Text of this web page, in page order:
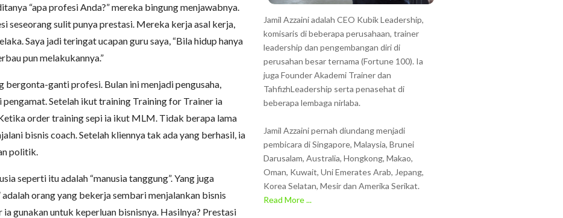
“apa profesi Anda?” mereka bingung menjawabnya.
seseorang sulit punya prestasi. Mereka kerja asal kerja,
Saya jadi teringat ucapan guru saya, “Bila hidup hanya
pun melakukannya.”
bergonta-ganti profesi. Bulan ini menjadi pengusaha,
Setelah ikut training Training for Trainer ia
order training sepi ia ikut MLM. Tidak berapa lama
bisnis coach. Setelah kliennya tak ada yang berhasil, ia
politik.
seperti itu adalah “manusia tanggung”. Yang juga
orang yang bekerja sembari menjalankan bisnis
gunakan untuk keperluan bisnisnya. Hasilnya? Prestasi
Jamil Azzaini adalah CEO Kubik Leadership,
komisaris di beberapa perusahaan, trainer
leadership dan pengembangan diri di
perusahan besar ternama (Fortune 100). Ia
juga Founder Akademi Trainer dan
TahfizhLeadership serta penasehat di
beberapa lembaga nirlaba.
Jamil Azzaini pernah diundang menjadi
pembicara di Singapore, Malaysia, Brunei
Darusalam, Australia, Hongkong, Makao,
Oman, Kuwait, Uni Emerates Arab, Jepang,
Korea Selatan, Mesir dan Amerika Serikat.
Read More ...